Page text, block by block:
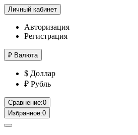
Личный кабинет
Авторизация
Регистрация
₽ Валюта
$ Доллар
₽ Рубль
Сравнение:0
Избранное:0